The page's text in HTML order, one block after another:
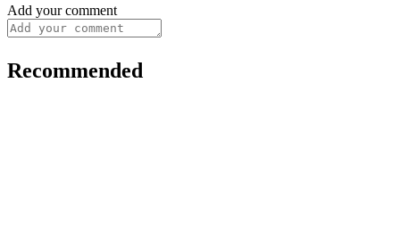
Add your comment
Recommended